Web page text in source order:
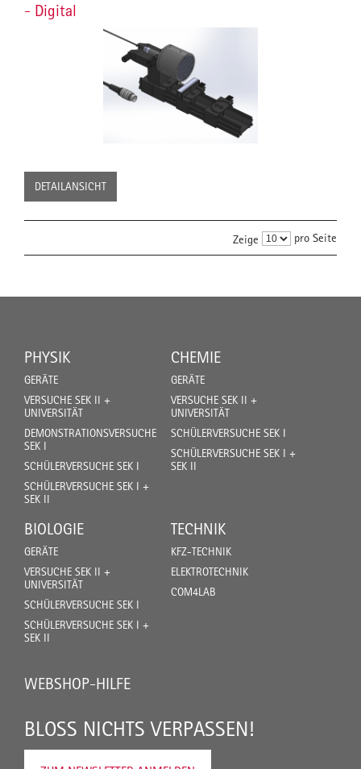
- Digital
DETAILANSICHT
Zeige pro Seite
PHYSIK
GERÄTE
VERSUCHE SEK II +
UNIVERSITÄT
DEMONSTRATIONSVERSUCHE
SEK I
SCHÜLERVERSUCHE SEK I
SCHÜLERVERSUCHE SEK I +
SEK II
CHEMIE
GERÄTE
VERSUCHE SEK II +
UNIVERSITÄT
SCHÜLERVERSUCHE SEK I
SCHÜLERVERSUCHE SEK I +
SEK II
BIOLOGIE
GERÄTE
VERSUCHE SEK II +
UNIVERSITÄT
SCHÜLERVERSUCHE SEK I
SCHÜLERVERSUCHE SEK I +
SEK II
TECHNIK
KFZ-TECHNIK
ELEKTROTECHNIK
COM4LAB
WEBSHOP-HILFE
BLOSS NICHTS VERPASSEN!